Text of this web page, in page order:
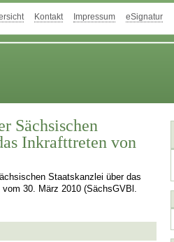
Kontakt Impressum eSignatur
Sächsischen
Inkrafttreten von
Staatskanzlei über das
30. März 2010 (SächsGVBl.